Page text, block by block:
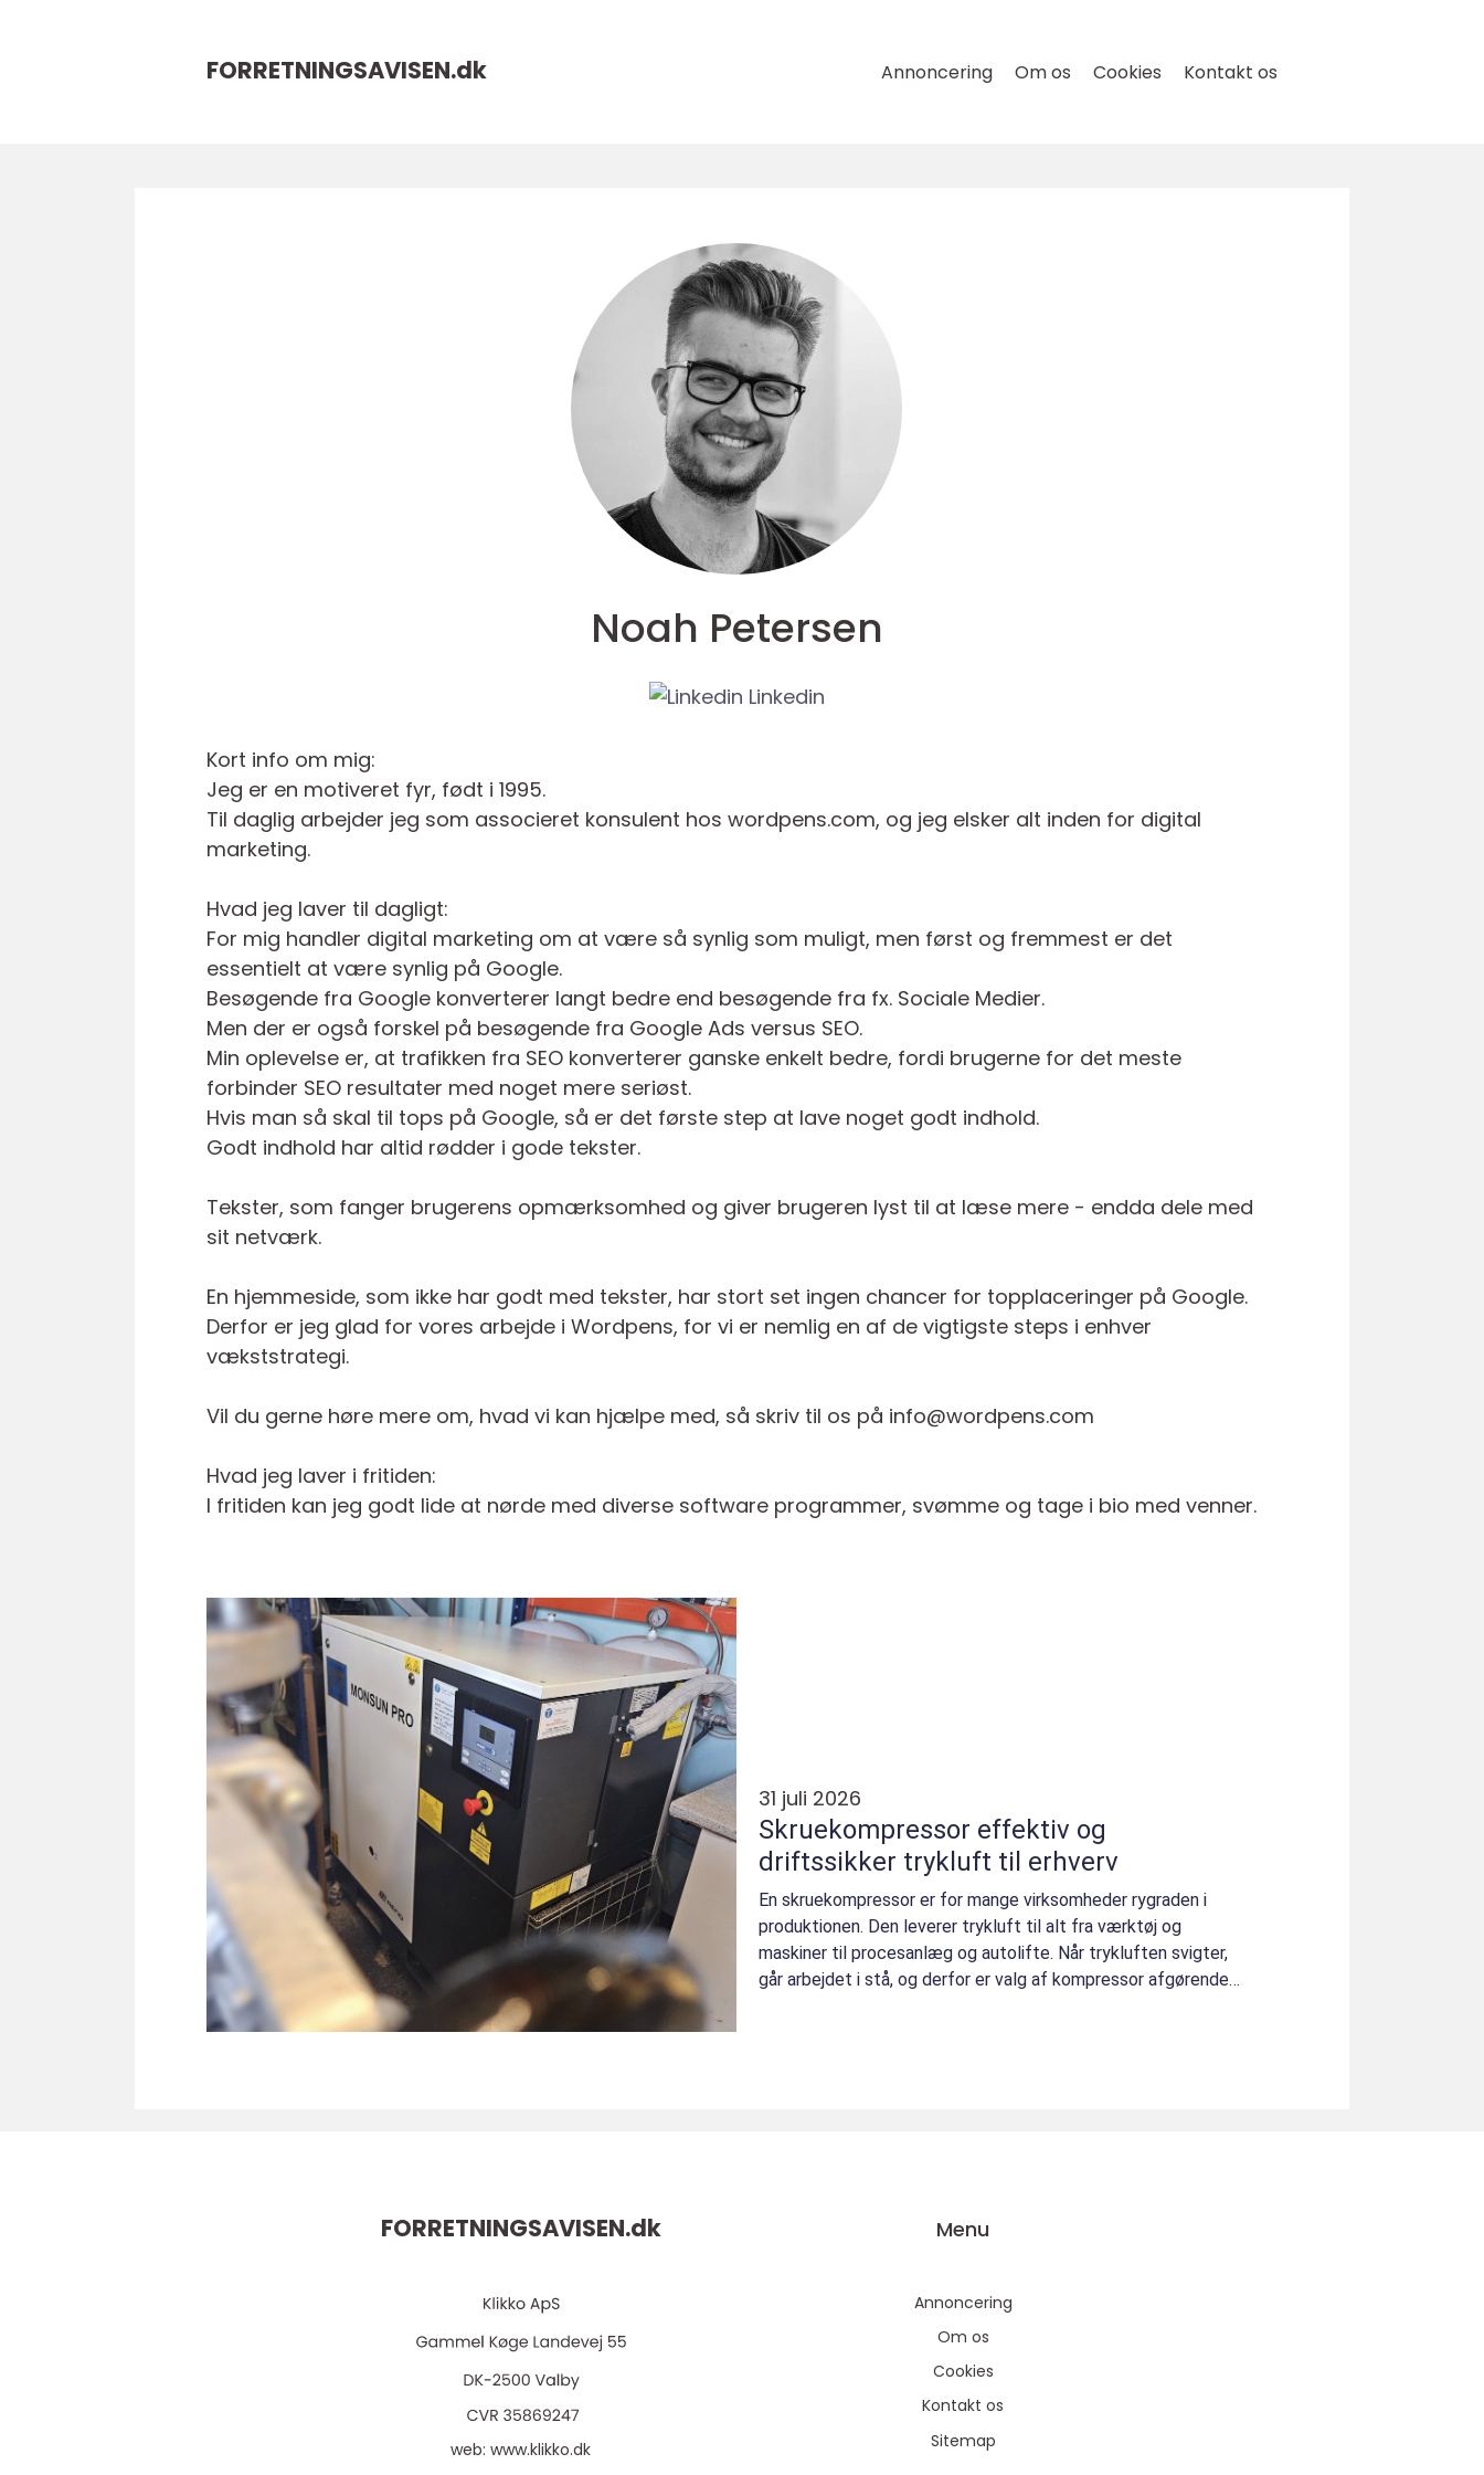
FORRETNINGSAVISEN.dk Annoncering Om os Cookies Kontakt os
Noah Petersen
Linkedin
Kort info om mig:
Jeg er en motiveret fyr, født i 1995.
Til daglig arbejder jeg som associeret konsulent hos wordpens.com, og jeg elsker alt inden for digital
marketing.
Hvad jeg laver til dagligt:
For mig handler digital marketing om at være så synlig som muligt, men først og fremmest er det
essentielt at være synlig på Google.
Besøgende fra Google konverterer langt bedre end besøgende fra fx. Sociale Medier.
Men der er også forskel på besøgende fra Google Ads versus SEO.
Min oplevelse er, at trafikken fra SEO konverterer ganske enkelt bedre, fordi brugerne for det meste
forbinder SEO resultater med noget mere seriøst.
Hvis man så skal til tops på Google, så er det første step at lave noget godt indhold.
Godt indhold har altid rødder i gode tekster.
Tekster, som fanger brugerens opmærksomhed og giver brugeren lyst til at læse mere - endda dele med
sit netværk.
En hjemmeside, som ikke har godt med tekster, har stort set ingen chancer for topplaceringer på Google.
Derfor er jeg glad for vores arbejde i Wordpens, for vi er nemlig en af de vigtigste steps i enhver
vækststrategi.
Vil du gerne høre mere om, hvad vi kan hjælpe med, så skriv til os på info@wordpens.com
Hvad jeg laver i fritiden:
I fritiden kan jeg godt lide at nørde med diverse software programmer, svømme og tage i bio med venner.
31 juli 2026
Skruekompressor effektiv og
driftssikker trykluft til erhverv
En skruekompressor er for mange virksomheder rygraden i
produktionen. Den leverer trykluft til alt fra værktøj og
maskiner til procesanlæg og autolifte. Når trykluften svigter,
går arbejdet i stå, og derfor er valg af kompressor afgørende
FORRETNINGSAVISEN.dk
web:www.klikko.dk
Menu
Annoncering
Om os
Cookies
Kontakt os
Sitemap